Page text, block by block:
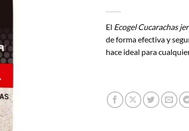
El Ecogel Cucarachas
de forma efectiva y
hace ideal para